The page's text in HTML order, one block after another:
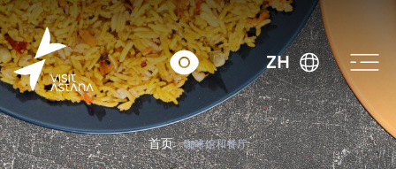
ZH
首页 咖啡馆和餐厅